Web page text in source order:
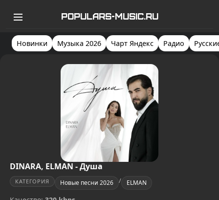
POPULARS-MUSIC.RU
Новинки Музыка 2026 Чарт Яндекс Радио
DINARA, ELMAN - Душа
КАТЕГОРИЯ Новые песни 2026 / ELMAN